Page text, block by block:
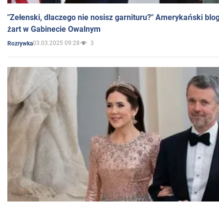
"Zełenski, dlaczego nie nosisz garnituru?" Amerykański
żart w Gabinecie Owalnym
Rozrywka03.03.2025 09:28 3